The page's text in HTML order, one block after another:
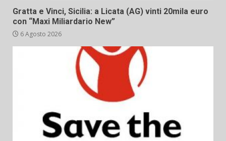
Gratta e Vinci, Sicilia: a Licata (AG) vinti 20mila euro
con “Maxi Miliardario New”
6 Agosto 2026